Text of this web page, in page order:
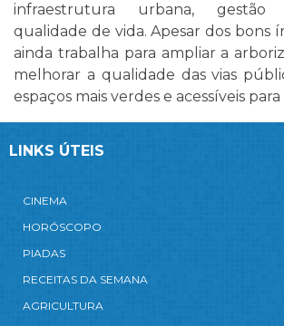
infraestrutura urbana,
qualidade de vida. Apesar dos bons
ainda trabalha para ampliar a
melhorar a qualidade das vias
espaços mais verdes e acessíveis
LINKS ÚTEIS
CINEMA
HORÓSCOPO
PIADAS
RECEITAS DA SEMANA
AGRICULTURA